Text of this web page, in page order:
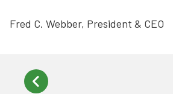
Fred C. Webber, President & CEO